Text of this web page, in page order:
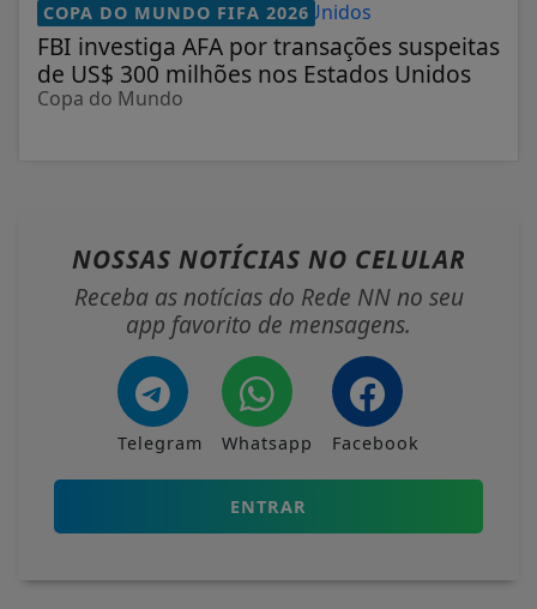
COPA DO MUNDO FIFA 2026
FBI investiga AFA por transações suspeitas
de US$ 300 milhões nos Estados Unidos
Copa do Mundo
NOSSAS NOTÍCIAS NO CELULAR
Receba as notícias do Rede NN no seu
app favorito de mensagens.
Telegram Whatsapp Facebook
ENTRAR